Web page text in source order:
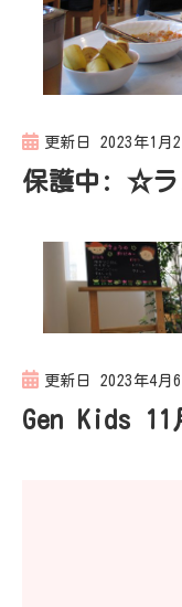
更新日 2023年1月
保護中: ☆ラ
更新日 2023年4月6
Gen Kids 11